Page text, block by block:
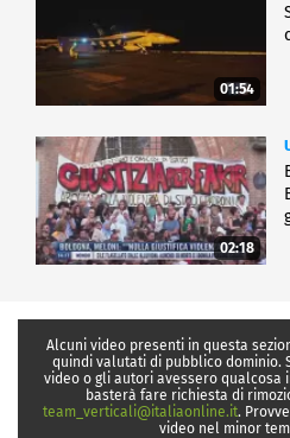
01:54
02:18
Alcuni video presenti in questa
quindi valutati di pubblico dominio.
video o gli autori avessero
basterà fare richiesta di
team_verticali@italiaonline.it.
video nel minor